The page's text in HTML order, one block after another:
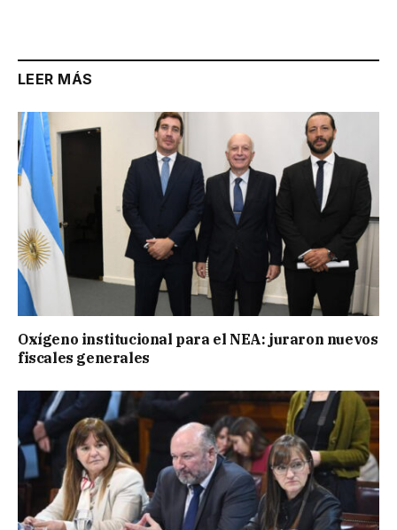
LEER MÁS
Oxígeno institucional para el NEA: juraron nuevos
fiscales generales